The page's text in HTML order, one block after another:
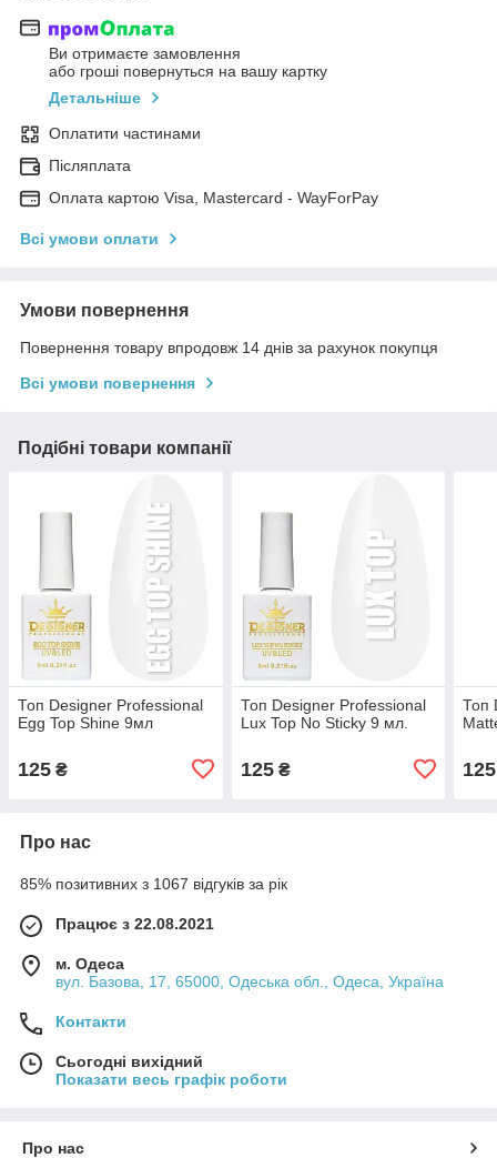
Ви отримаєте замовлення
або гроші повернуться на вашу картку
Детальніше
Оплатити частинами
Післяплата
Оплата картою Visa, Mastercard - WayForPay
Всі умови оплати
Умови повернення
Повернення товару впродовж 14 днів за рахунок покупця
Всі умови повернення
Подібні товари компанії
Топ Designer Professional
Egg Top Shine 9мл
125 ₴
Топ Designer Professional
Lux Top No Sticky 9 мл.
125₴
Топ
125
Про нас
85% позитивних з 1067 відгуків за рік
Працює з 22.08.2021
м. Одеса
вул. Базова, 17, 65000, Одеська обл., Одеса, Україна
Контакти
Сьогодні вихідний
Показати весь графік роботи
Про нас